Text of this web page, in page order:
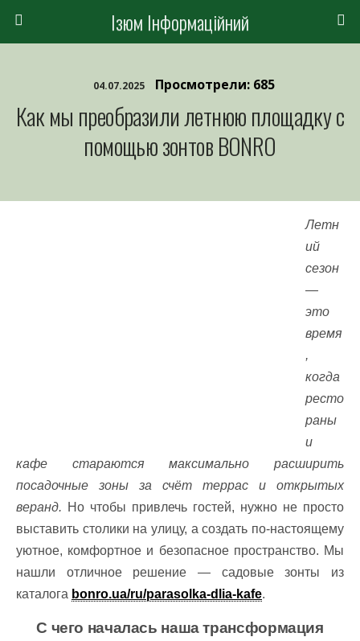
Ізюм Інформаційний
04.07.2025 Просмотрели: 685
Как мы преобразили летнюю площадку с
помощью зонтов BONRO
Летн
ий
сезон
—
это
время
,
когда
ресто
раны
и
кафе стараются максимально расширить
посадочные зоны за счёт террас и открытых
веранд. Но чтобы привлечь гостей, нужно не просто
выставить столики на улицу, а создать по-настоящему
уютное, комфортное и безопасное пространство. Мы
нашли отличное решение — садовые зонты из
каталога bonro.ua/ru/parasolka-dlia-kafe.
С чего началась наша трансформация